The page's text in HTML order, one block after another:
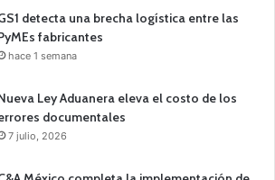
detecta una brecha logística entre las
fabricantes
hace 1 semana
Ley Aduanera eleva el costo de los
documentales
7 julio, 2026